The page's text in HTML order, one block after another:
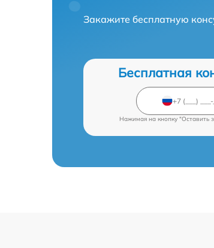
Закажите бесплатную
Бесплатная
Нажимая на кнопку "Оставить